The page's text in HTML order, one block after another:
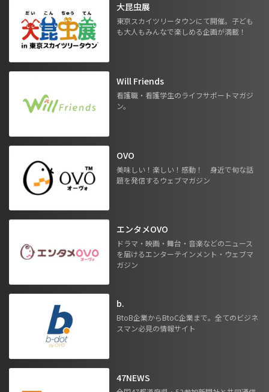
大昆虫展
東京スカイツリータウンにて開催。子ども
も大人もみんなで楽しめる企画が満載！
Will Friends
看護職・看護学生のライフサポートマガジ
ン。
OVO
美味しい！楽しい！感動！ 身近で旬な話
題を発信するウェブマガジン
エンタメOVO
ドラマ・映画・舞台・音楽などのニュース
を届けるエンターテインメント・ウェブマ
ガジン
b.
BtoB企業からBtoC企業まで。全てのビジネ
スマン必見の情報サイト
47NEWS